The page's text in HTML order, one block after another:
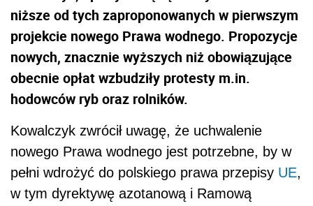
niższe od tych zaproponowanych w pierwszym
projekcie nowego Prawa wodnego. Propozycje
nowych, znacznie wyższych niż obowiązujące
obecnie opłat wzbudziły protesty m.in.
hodowców ryb oraz rolników.
Kowalczyk zwrócił uwagę, że uchwalenie
nowego Prawa wodnego jest potrzebne, by w
pełni wdrożyć do polskiego prawa przepisy UE,
w tym dyrektywę azotanową i Ramową